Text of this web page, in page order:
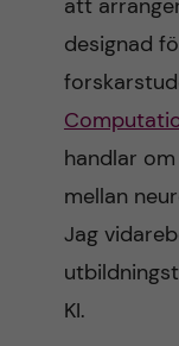
att
designad
handlar
mellan
Jag
KI.